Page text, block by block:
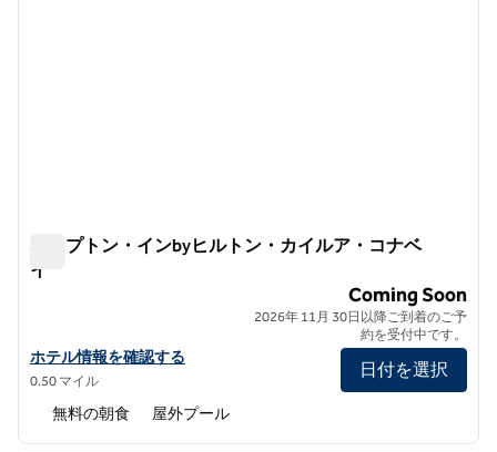
ハンプトン・インbyヒルトン・カイルア・コナベ
イ
ハンプトン・インbyヒルトン・カイルア・コナベイ
ハンプトン・インbyヒルトン・カイルア・コナベイのホテルの詳
ホテル情報を確認する
0.50 マイル
Coming Soon
2026年 11月 30日以降ご到着のご予
約を受付中です。
日付を選択
無料の朝食 屋外プール